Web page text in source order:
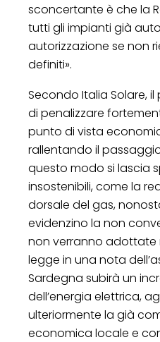
sconcertante è che la
tutti gli impianti già
autorizzazione se non
definiti».
Secondo Italia Solare,
di penalizzare
punto di vista
rallentando il
questo modo si lascia
insostenibili, come la
dorsale del gas,
evidenzino la non
non verranno adottate
legge in una nota
Sardegna subirà un
dell’energia elettrica,
ulteriormente la già
economica locale e